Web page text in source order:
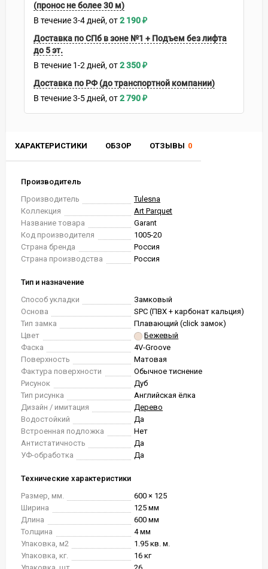
ХАРАКТЕРИСТИКИ ОБЗОР ОТЗЫВЫ 0
Производитель
Производитель
Tulesna
Коллекция
Art Parquet
Название товара
Garant
Код производителя
1005-20
Страна бренда
Россия
Страна производства
Россия
Тип и назначение
Способ укладки
Замковый
Основа
SPC (ПВХ + карбонат кальция)
Тип замка
Плавающий (click замок)
Цвет
Бежевый
Фаска
4V-Groove
Поверхность
Матовая
Фактура поверхности
Обычное тиснение
Рисунок
Дуб
Тип рисунка
Английская ёлка
Дизайн / имитация
Дерево
Водостойкий
Да
Встроенная подложка
Нет
Антистатичность
Да
УФ-обработка
Да
Технические характеристики
Размер, мм.
600 × 125
Ширина
125 мм
Длина
600 мм
Толщина
4 мм
Упаковка, м2
1.95 кв. м.
Упаковка, кг.
16 кг
(пронос не более 30 м)
В течение3-4 дней 2 190₽
Доставка по СПб в зоне №1 + Подъем без лифта
до 5 эт.
В течение 1-2 дней 2 350₽
Доставка по РФ (до транспортной компании)
В течение3-5 дней 2 790₽